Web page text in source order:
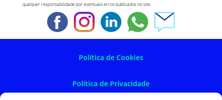
qualquer responsabilidade por eventuais erros publicados no site.
Política de Cookies
Política de Privacidade